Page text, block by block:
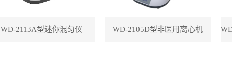
WD-2113A型迷你混匀仪 WD-2105D型非医用离心机